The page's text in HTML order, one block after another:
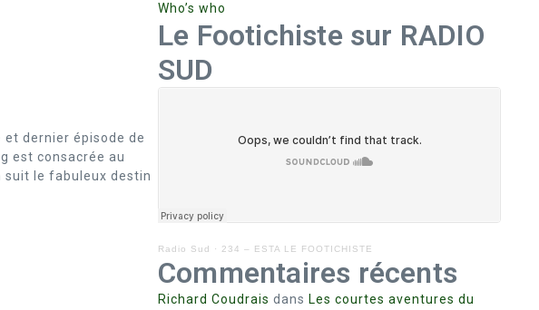
et dernier épisode de
est consacrée au
suit le fabuleux destin
Who’s who
Le Footichiste sur RADIO
SUD
Radio Sud · 234 – ESTA LE FOOTICHISTE
Commentaires récents
Richard Coudrais dans Les courtes aventures du